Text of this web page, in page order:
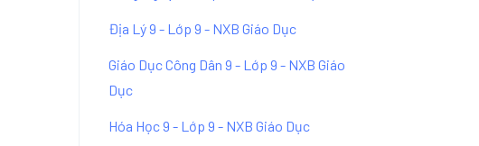
Địa Lý 9 - Lớp 9 - NXB Giáo Dục
Giáo Dục Công Dân 9 - Lớp 9 - NXB Giáo
Dục
Hóa Học 9 - Lớp 9 - NXB Giáo Dục